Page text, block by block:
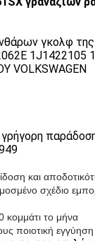
γκολφ
1J1422105
VOLKSWAGEN
και
σχέδιο
κομμάτι το μήνα
ποιοτική εγγύηση